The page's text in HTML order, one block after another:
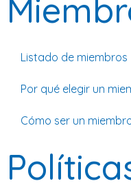
Listado de miembros
Por qué elegir un
Cómo ser un